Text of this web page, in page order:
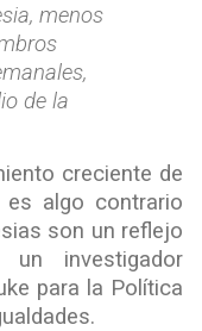
menos
de la
creciente de
algo contrario
son un reflejo
investigador
para la Política